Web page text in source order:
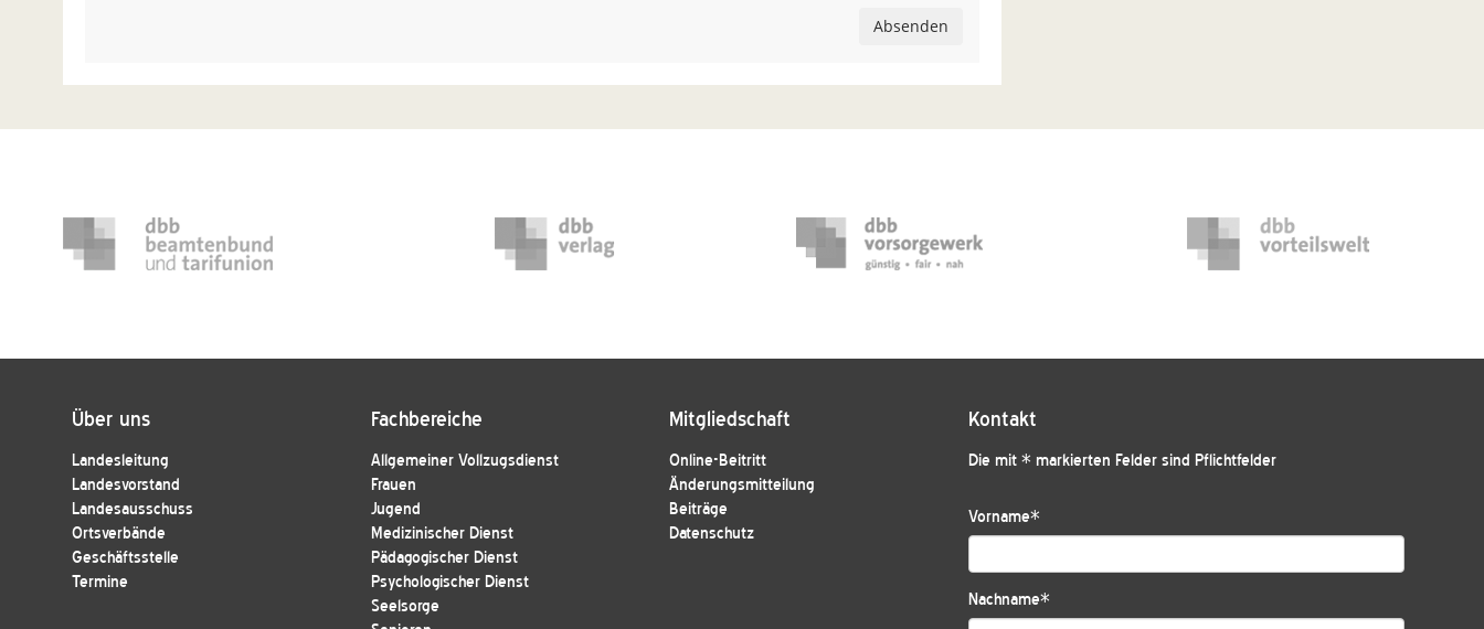
Absenden
Über uns
Landesleitung
Landesvorstand
Landesausschuss
Ortsverbände
Geschäftsstelle
Termine
Fachbereiche
Allgemeiner Vollzugsdienst
Frauen
Jugend
Medizinischer Dienst
Pädagogischer Dienst
Psychologischer Dienst
Seelsorge
Mitgliedschaft
Online-Beitritt
Änderungsmitteilung
Beiträge
Datenschutz
Kontakt
Die mit * markierten Felder sind Pflichtfelder
Vorname*
Nachname*